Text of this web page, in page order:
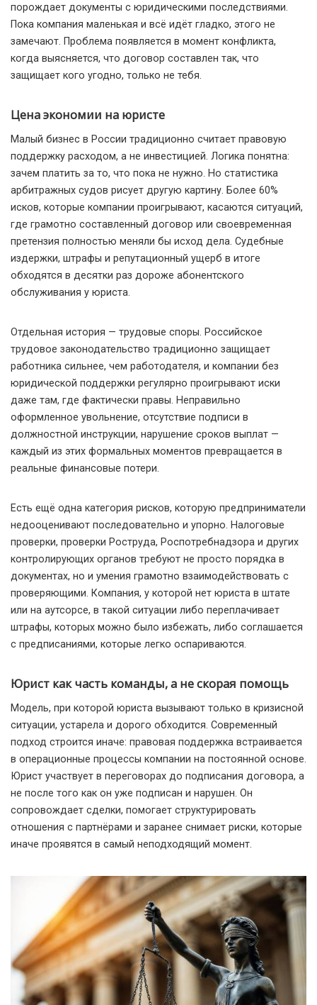
порождает документы с юридическими последствиями.
Пока компания маленькая и всё идёт гладко, этого не
замечают. Проблема появляется в момент конфликта,
когда выясняется, что договор составлен так, что
защищает кого угодно, только не тебя.
Цена экономии на юристе
Малый бизнес в России традиционно считает правовую
поддержку расходом, а не инвестицией. Логика понятна:
зачем платить за то, что пока не нужно. Но статистика
арбитражных судов рисует другую картину. Более 60%
исков, которые компании проигрывают, касаются ситуаций,
где грамотно составленный договор или своевременная
претензия полностью меняли бы исход дела. Судебные
издержки, штрафы и репутационный ущерб в итоге
обходятся в десятки раз дороже абонентского
обслуживания у юриста.
Отдельная история — трудовые споры. Российское
трудовое законодательство традиционно защищает
работника сильнее, чем работодателя, и компании без
юридической поддержки регулярно проигрывают иски
даже там, где фактически правы. Неправильно
оформленное увольнение, отсутствие подписи в
должностной инструкции, нарушение сроков выплат —
каждый из этих формальных моментов превращается в
реальные финансовые потери.
Есть ещё одна категория рисков, которую предприниматели
недооценивают последовательно и упорно. Налоговые
проверки, проверки Роструда, Роспотребнадзора и других
контролирующих органов требуют не просто порядка в
документах, но и умения грамотно взаимодействовать с
проверяющими. Компания, у которой нет юриста в штате
или на аутсорсе, в такой ситуации либо переплачивает
штрафы, которых можно было избежать, либо соглашается
с предписаниями, которые легко оспариваются.
Юрист как часть команды, а не скорая помощь
Модель, при которой юриста вызывают только в кризисной
ситуации, устарела и дорого обходится. Современный
подход строится иначе: правовая поддержка встраивается
в операционные процессы компании на постоянной основе.
Юрист участвует в переговорах до подписания договора, а
не после того как он уже подписан и нарушен. Он
сопровождает сделки, помогает структурировать
отношения с партнёрами и заранее снимает риски, которые
иначе проявятся в самый неподходящий момент.